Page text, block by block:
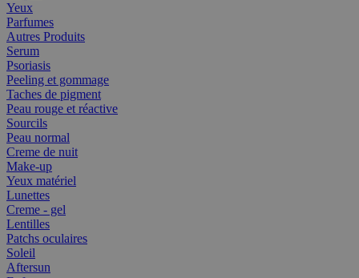
Yeux
Parfumes
Autres Produits
Serum
Psoriasis
Peeling et gommage
Taches de pigment
Peau rouge et réactive
Sourcils
Peau normal
Creme de nuit
Make-up
Yeux matériel
Lunettes
Creme - gel
Lentilles
Patchs oculaires
Soleil
Aftersun